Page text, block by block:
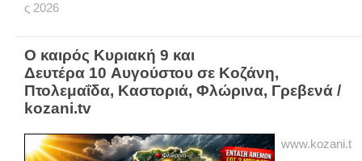
ς 2026
Ο καιρός Κυριακή 9 και
Δευτέρα 10 Αυγούστου σε Κοζάνη,
Πτολεμαΐδα, Καστοριά, Φλώρινα, Γρεβενά /
kozani.tv
www.kozani.t